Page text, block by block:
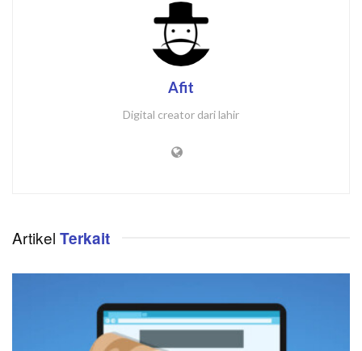
Afit
Digital creator dari lahir
Artikel Terkait